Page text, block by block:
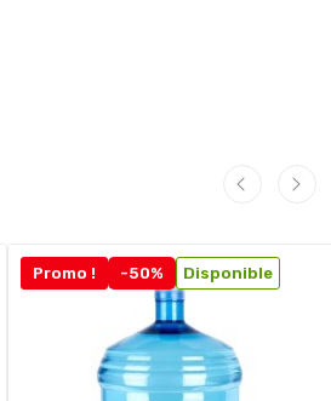
Promo ! -50% Disponible